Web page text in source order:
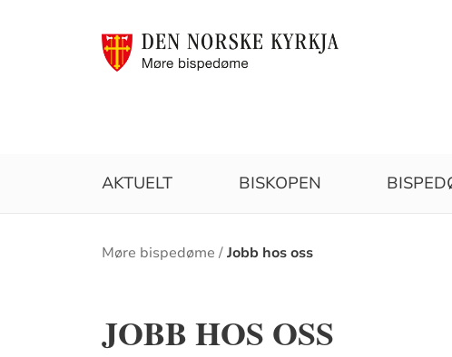
AKTUELT BISKOPEN
Brødsmulesti
Møre bispedøme Jobb hos oss
JOBB HOS OSS